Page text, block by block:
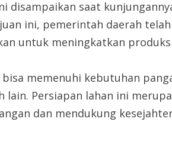
disampaikan saat
ini, pemerintah daerah
untuk meningkatkan
memenuhi kebutuhan
Persiapan lahan ini
dan mendukung